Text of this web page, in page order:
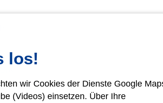
Pro
los!
wir Cookies der Dienste Google
(Videos) einsetzen. Über Ihre